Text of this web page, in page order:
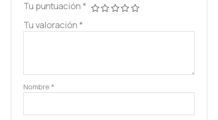
Tu puntuación *
Tu valoración *
Nombre *